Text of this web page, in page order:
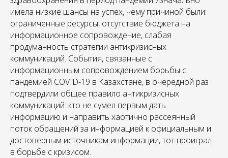
имела низкие шансы на успех, чему причиной были:
ограниченные ресурсы, отсутствие бюджета на
информационное сопровождение, слабая
продуманность стратегии антикризисных
коммуникаций. События, связанные с
информационным сопровождением борьбы с
пандемией COVID-19 в Казахстане, в очередной раз
подтвердили общее правило антикризисных
коммуникаций: кто не сумел первым дать
информацию и направить хаотично рассеянный
поток обращений за информацией к официальным и
достоверным источникам информации, тот проиграл
в борьбе с кризисом.